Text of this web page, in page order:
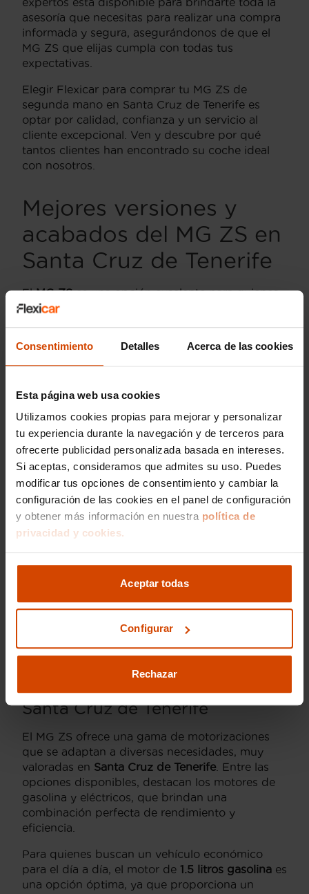
Consentimiento Detalles Acerca de las cookies
Esta página web usa cookies
Utilizamos cookies propias para mejorar y personalizar
tu experiencia durante la navegación y de terceros para
ofrecerte publicidad personalizada basada en intereses.
Si aceptas, consideramos que admites su uso. Puedes
modificar tus opciones de consentimiento y cambiar la
configuración de las cookies en el panel de configuración
y obtener más información en nuestra política de
privacidad y cookies.
Aceptar todas
Configurar
Rechazar
asesoría que necesitas para realizar una compra
informada y segura, asegurándonos de que el
MG ZS que elijas cumpla con todas tus
expectativas.
Elegir Flexicar para comprar tu MG ZS de
segunda mano en Santa Cruz de Tenerife es
optar por calidad, confianza y un servicio al
cliente excepcional. Ven y descubre por qué
tantos clientes han encontrado su coche ideal
con nosotros.
Mejores versiones y
acabados del MG ZS en
Santa Cruz de Tenerife
ElMG ZSes una opción excelente para quienes
buscan un
ofrecemos una selección contrastada del MG ZS,
con vehículos revisados y garantizados para
Entre las versiones más populares del MG ZSen
el mercado de segunda mano, destacan los
acabadosComfort y Luxury. Estas versiones
ofrecen características como pantalla táctil de
gran tamaño, conectividad con smartphones,
sensores de aparcamiento y cámaras de visión
trasera, proporcionando una experiencia de
conducción cómoda y segura.
El acabado del MG ZS Comfort en Santa Cruz
Luxuryofrece un nivel superior
de confort con asientos de cuero y un sistema
puedes tener la tranquilidad de que estás
eligiendo un vehículo con calidad garantizada.
Motorizaciones del MG ZS en
Santa Cruz de Tenerife
El MG ZS ofrece una gama de motorizaciones
que se adaptan a diversas necesidades, muy
valoradas en Santa Cruz de Tenerife . Entre las
opciones disponibles, destacan los motores de
gasolina y eléctricos, que brindan una
combinación perfecta de rendimiento y
eficiencia.
Para quienes buscan un vehículo económico
para el día a día, el motor de 1.5 litros gasolina es
una opción óptima, ya que proporciona un